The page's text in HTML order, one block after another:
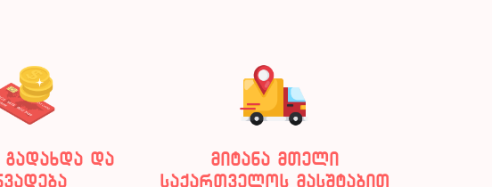
და
მიტანა მთელი
საქართველოს მასშტაბით